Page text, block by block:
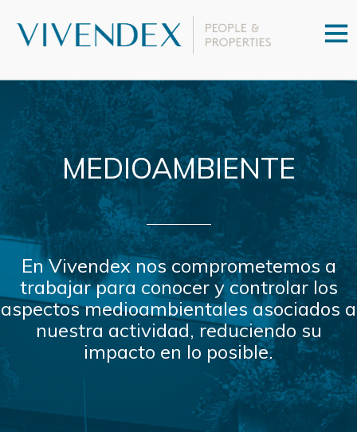
MEDIOAMBIENTE
En Vivendex nos comprometemos a
trabajar para conocer y controlar los
aspectos medioambientales asociados a
nuestra actividad, reduciendo su
impacto en lo posible.